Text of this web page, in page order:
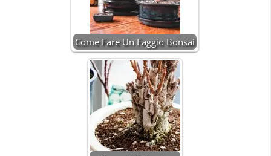
Come Fare Un Faggio Bonsai